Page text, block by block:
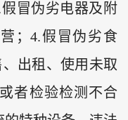
冒伪劣电器及附
；4.假冒伪劣食
出租、使用未取
者检验检测不合